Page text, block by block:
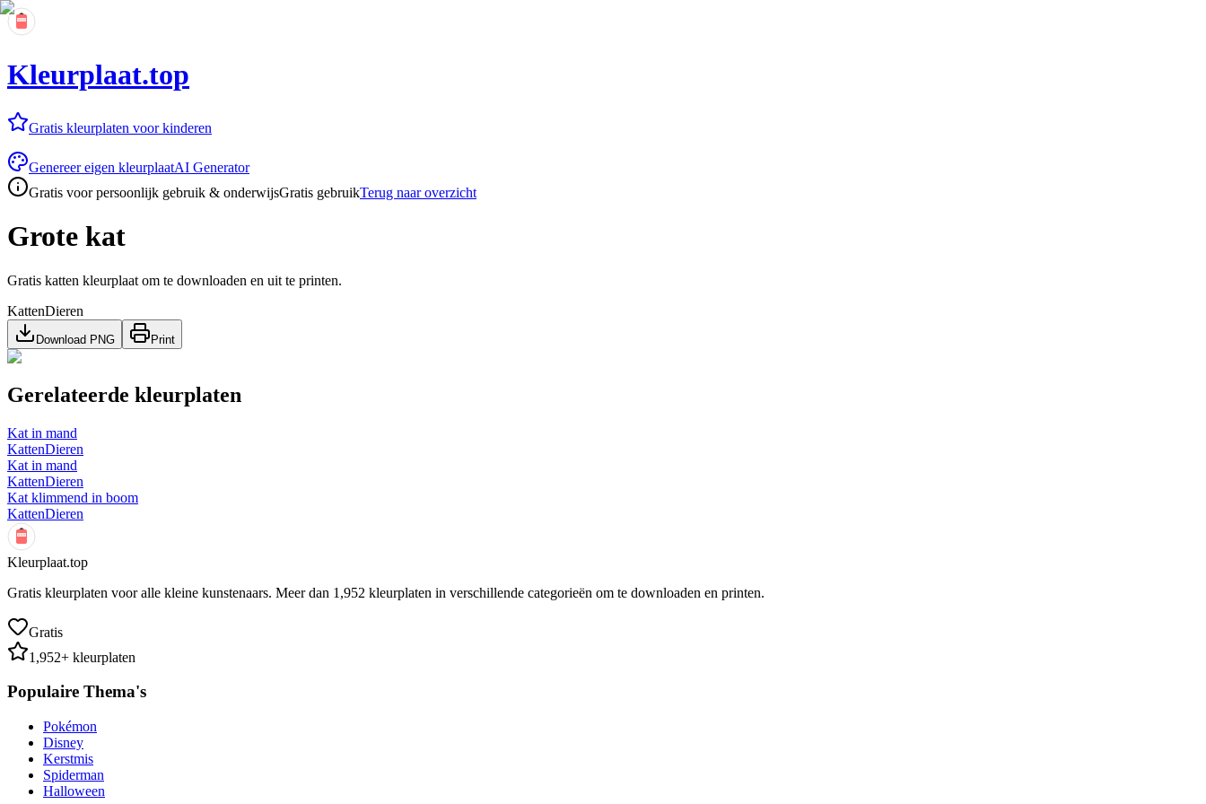
Kleurplaat.top
Gratis kleurplaten voor kinderen
Genereer eigen kleurplaatAI Generator
Gratis voor persoonlijk gebruik & onderwijsGratis gebruikTerug naar overzicht
Grote kat
Gratis katten kleurplaat om te downloaden en uit te printen.
KattenDieren
Download PNG Print
Gerelateerde kleurplaten
Kat in mand
KattenDieren
Kat in mand
KattenDieren
Kat klimmend in boom
KattenDieren
Kleurplaat.top
Gratis kleurplaten voor alle kleine kunstenaars. Meer dan 1,952 kleurplaten in verschillende categorieën om te downloaden en printen.
Gratis
1,952+ kleurplaten
Populaire Thema's
Pokémon
Disney
Kerstmis
Spiderman
Halloween